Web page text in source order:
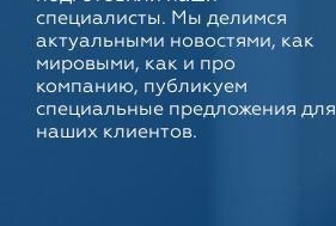
специалисты. Мы делимся
актуальными новостями, как
мировыми, как и про
компанию, публикуем
специальные предложения для
наших клиентов.